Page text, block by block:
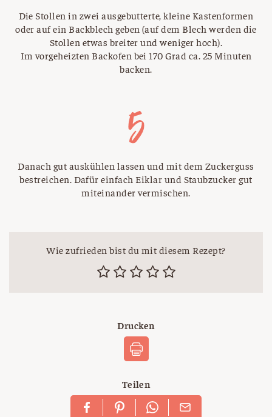
Die Stollen in zwei ausgebutterte, kleine Kastenformen
oder auf ein Backblech geben (auf dem Blech werden die
Stollen etwas breiter und weniger hoch).
Im vorgeheizten Backofen bei 170 Grad ca. 25 Minuten
backen.
Danach gut auskühlen lassen und mit dem Zuckerguss
bestreichen. Dafür einfach Eiklar und Staubzucker gut
miteinander vermischen.
Wie zufrieden bist du mit diesem Rezept?
Drucken
Teilen